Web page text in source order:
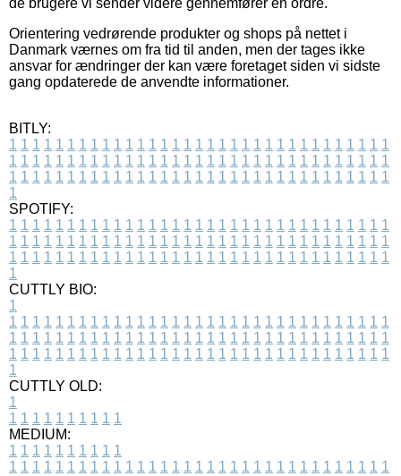
Orientering vedrørende produkter og shops på nettet i
Danmark værnes om fra tid til anden, men der tages ikke
ansvar for ændringer der kan være foretaget siden vi sidste
gang opdaterede de anvendte informationer.
BITLY:
1 1 1 1 1 1 1 1 1 1 1 1 1 1 1 1 1 1 1 1 1 1 1 1 1 1 1 1 1 1 1 1 1
1 1 1 1 1 1 1 1 1 1 1 1 1 1 1 1 1 1 1 1 1 1 1 1 1 1 1 1 1 1 1 1 1
1 1 1 1 1 1 1 1 1 1 1 1 1 1 1 1 1 1 1 1 1 1 1 1 1 1 1 1 1 1 1 1 1
1
SPOTIFY:
1 1 1 1 1 1 1 1 1 1 1 1 1 1 1 1 1 1 1 1 1 1 1 1 1 1 1 1 1 1 1 1 1
1 1 1 1 1 1 1 1 1 1 1 1 1 1 1 1 1 1 1 1 1 1 1 1 1 1 1 1 1 1 1 1 1
1 1 1 1 1 1 1 1 1 1 1 1 1 1 1 1 1 1 1 1 1 1 1 1 1 1 1 1 1 1 1 1 1
1
CUTTLY BIO:
1
1 1 1 1 1 1 1 1 1 1 1 1 1 1 1 1 1 1 1 1 1 1 1 1 1 1 1 1 1 1 1 1 1
1 1 1 1 1 1 1 1 1 1 1 1 1 1 1 1 1 1 1 1 1 1 1 1 1 1 1 1 1 1 1 1 1
1 1 1 1 1 1 1 1 1 1 1 1 1 1 1 1 1 1 1 1 1 1 1 1 1 1 1 1 1 1 1 1 1
1
CUTTLY OLD:
1
1 1 1 1 1 1 1 1 1 1
MEDIUM:
1 1 1 1 1 1 1 1 1 1
1 1 1 1 1 1 1 1 1 1 1 1 1 1 1 1 1 1 1 1 1 1 1 1 1 1 1 1 1 1 1 1 1